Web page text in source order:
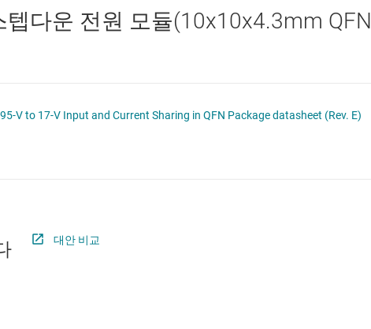
인터페이스 고압측 스위치 및 컨트롤러
다운 전원 모듈(10x10x4.3mm QFN
LMZ31707 7-A Power Module with 2.95-V to 17-V Input and Current Sharing in QFN Package datasheet (Rev. E)
대안 비교